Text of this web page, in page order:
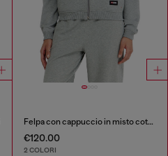
Felpa con cappuccio in misto cotone smerigliato
€120.00
2 COLORI